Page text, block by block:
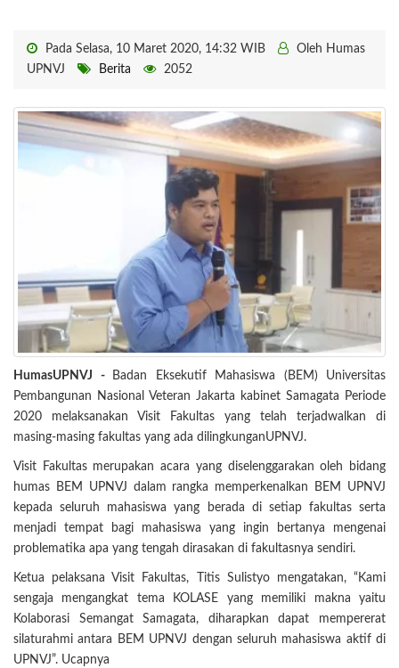
Pada Selasa, 10 Maret 2020, 14:32 WIB
Oleh Humas
UPNVJ
Berita 2052
HumasUPNVJ -
Badan Eksekutif Mahasiswa (BEM) Universitas
Pembangunan Nasional Veteran Jakarta kabinet Samagata Periode
2020 melaksanakan Visit Fakultas yang telah terjadwalkan di
masing-masing fakultas yang ada dilingkunganUPNVJ.
Visit Fakultas merupakan acara yang diselenggarakan oleh bidang
humas BEM UPNVJ dalam rangka memperkenalkan BEM UPNVJ
kepada seluruh mahasiswa yang berada di setiap fakultas serta
menjadi tempat bagi mahasiswa yang ingin bertanya mengenai
problematika apa yang tengah dirasakan di fakultasnya sendiri.
Ketua pelaksana Visit Fakultas, Titis Sulistyo mengatakan, “Kami
sengaja mengangkat tema KOLASE yang memiliki makna yaitu
Kolaborasi Semangat Samagata, diharapkan dapat mempererat
silaturahmi antara BEM UPNVJ dengan seluruh mahasiswa aktif di
UPNVJ”. Ucapnya